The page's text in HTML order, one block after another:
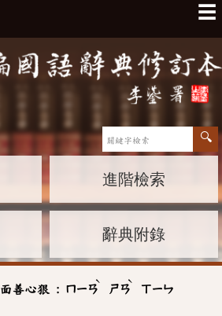
☰
進階檢索
辭典附錄
面善心狠 : ㄇㄧㄢ
ˋ
ㄕㄢ
ˋ
ㄒㄧㄣ